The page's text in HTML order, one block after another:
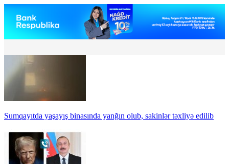
Sumqayıtda yaşayış binasında yanğın olub, sakinlər təxliyə edilib